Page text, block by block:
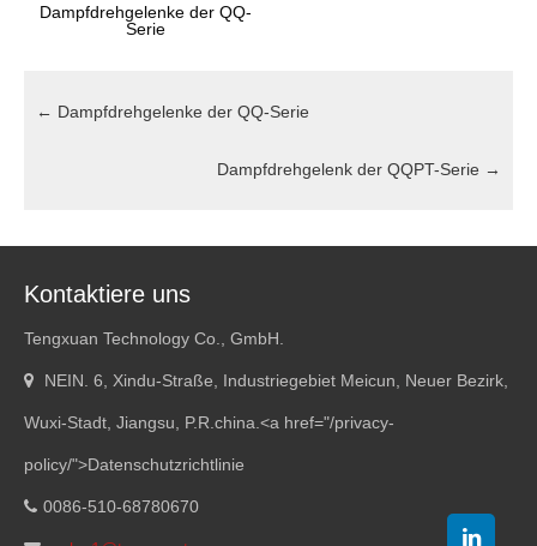
Dampfdrehgelenke der QQ-
Serie
← Dampfdrehgelenke der QQ-Serie
Dampfdrehgelenk der QQPT-Serie →
Kontaktiere uns
Tengxuan Technology Co., GmbH.
NEIN. 6, Xindu-Straße, Industriegebiet Meicun, Neuer Bezirk,
Wuxi-Stadt, Jiangsu, P.R.china.<a href="/privacy-
policy/">Datenschutzrichtlinie
0086-510-68780670